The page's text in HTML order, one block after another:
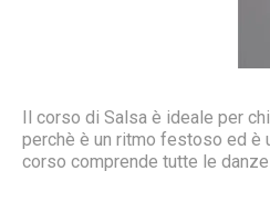
Il corso di Salsa è ideale per
perchè è un ritmo festoso ed è
corso comprende tutte le